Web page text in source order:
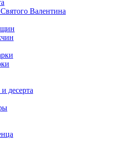
Валентина
десерта